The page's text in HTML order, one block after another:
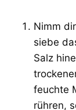
Nimm
siebe
Salz
feuchte
rühren,